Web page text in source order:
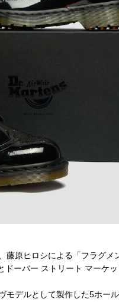
原ヒロシによる「フラグ
ーバー ストリート マーケ
デルとして製作した5ホー